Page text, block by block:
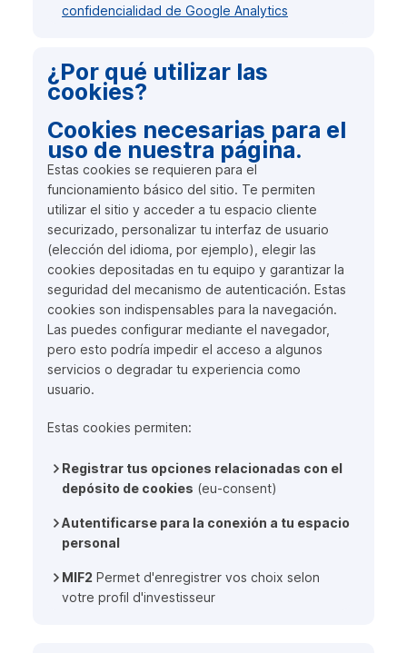
confidencialidad de Google Analytics
¿Por qué utilizar las
cookies?
Cookies necesarias para el
uso de nuestra página.
Estas cookies se requieren para el
funcionamiento básico del sitio. Te permiten
utilizar el sitio y acceder a tu espacio cliente
securizado, personalizar tu interfaz de usuario
(elección del idioma, por ejemplo), elegir las
cookies depositadas en tu equipo y garantizar la
seguridad del mecanismo de autenticación. Estas
cookies son indispensables para la navegación.
Las puedes configurar mediante el navegador,
pero esto podría impedir el acceso a algunos
servicios o degradar tu experiencia como
usuario.
Estas cookies permiten:
Registrar tus opciones relacionadas con el
depósito de cookies (eu-consent)
Autentificarse para la conexión a tu espacio
personal
MIF2 Permet d'enregistrer vos choix selon
votre profil d'investisseur